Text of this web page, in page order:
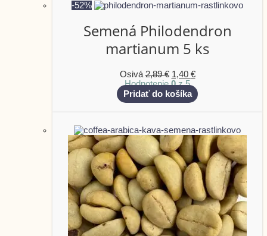
-52%
Semená Philodendron
martianum 5 ks
Osivá2,89€ 1,40 €
Hodnotenie0z 5
Pridať do košíka